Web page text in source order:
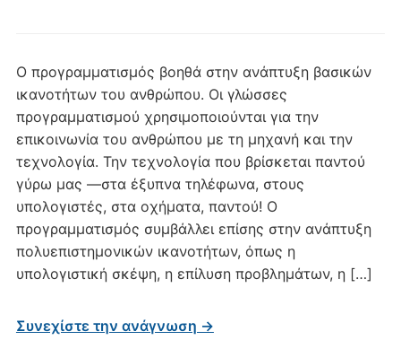
Ο προγραμματισμός βοηθά στην ανάπτυξη βασικών
ικανοτήτων του ανθρώπου. Οι γλώσσες
προγραμματισμού χρησιμοποιούνται για την
επικοινωνία του ανθρώπου με τη μηχανή και την
τεχνολογία. Την τεχνολογία που βρίσκεται παντού
γύρω μας —στα έξυπνα τηλέφωνα, στους
υπολογιστές, στα οχήματα, παντού! Ο
προγραμματισμός συμβάλλει επίσης στην ανάπτυξη
πολυεπιστημονικών ικανοτήτων, όπως η
υπολογιστική σκέψη, η επίλυση προβλημάτων, η […]
Συνεχίστε την ανάγνωση →